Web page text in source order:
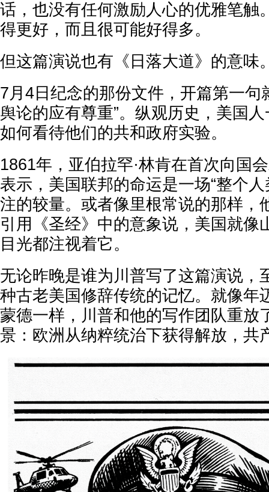
话，也没有任何激励人心的优雅笔触
得更好，而且很可能好得多。
但这篇演说也有《日落大道》的意味
7月4日纪念的那份文件，开篇第一句
舆论的应有尊重”。纵观历史，美国
如何看待他们的共和政府实验。
1861年，亚伯拉罕·林肯在首次向国
表示，美国联邦的命运是一场“整个
注的较量。或者像里根常说的那样，
引用《圣经》中的意象说，美国就像
目光都注视着它。
无论昨晚是谁为川普写了这篇演说，
种古老美国修辞传统的记忆。就像年
蒙德一样，川普和他的写作团队重放
景：欧洲从纳粹统治下获得解放，共